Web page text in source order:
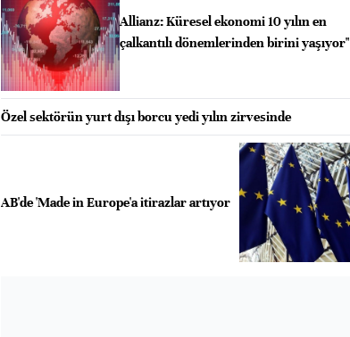
Allianz: Küresel ekonomi 10 yılın en
çalkantılı dönemlerinden birini yaşıyor"
Özel sektörün yurt dışı borcu yedi yılın zirvesinde
AB'de 'Made in Europe'a itirazlar artıyor